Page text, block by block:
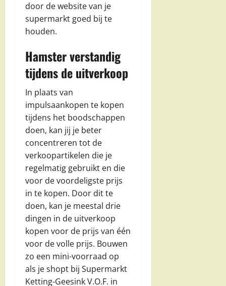
door de website van je
supermarkt goed bij te
houden.
Hamster verstandig
tijdens de uitverkoop
In plaats van
impulsaankopen te kopen
tijdens het boodschappen
doen, kan jij je beter
concentreren tot de
verkoopartikelen die je
regelmatig gebruikt en die
voor de voordeligste prijs
in te kopen. Door dit te
doen, kan je meestal drie
dingen in de uitverkoop
kopen voor de prijs van één
voor de volle prijs. Bouwen
zo een mini-voorraad op
als je shopt bij Supermarkt
Ketting-Geesink V.O.F. in